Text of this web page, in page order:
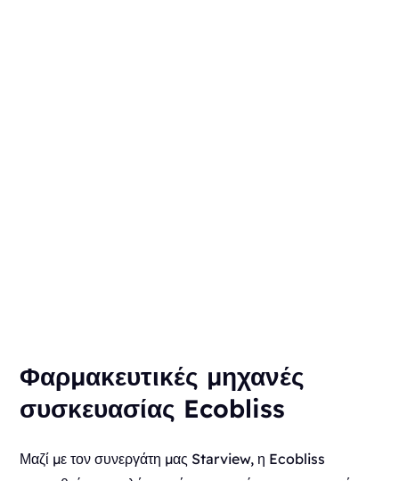
Φαρμακευτικές μηχανές
συσκευασίας Ecobliss
Μαζί με τον συνεργάτη μας Starview, η Ecobliss